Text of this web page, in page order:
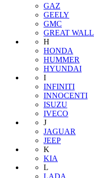
GAZ
GEELY
GMC
GREAT WALL
H
HONDA
HUMMER
HYUNDAI
I
INFINITI
INNOCENTI
ISUZU
IVECO
J
JAGUAR
JEEP
K
KIA
L
LADA